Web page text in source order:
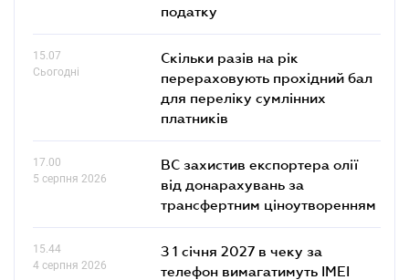
податку
15.07
Сьогодні
Скільки разів на рік
перераховують прохідний бал
для переліку сумлінних
платників
17.00
5 серпня 2026
ВС захистив експортера олії
від донарахувань за
трансфертним ціноутворенням
15.44
4 серпня 2026
З 1 січня 2027 в чеку за
телефон вимагатимуть IMEI